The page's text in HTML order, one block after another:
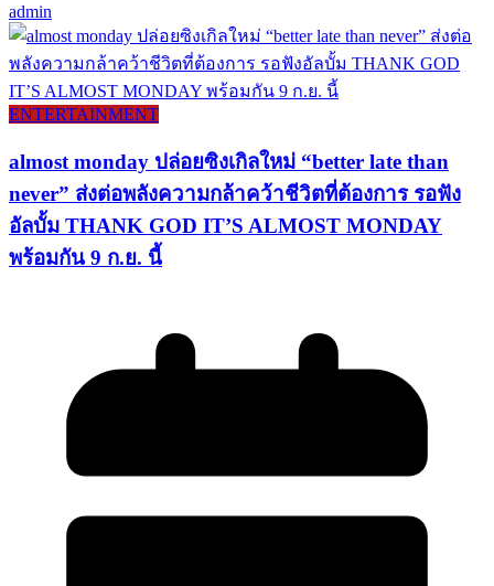
admin
ENTERTAINMENT
almost monday ปล่อยซิงเกิลใหม่ “better late than
never” ส่งต่อพลังความกล้าคว้าชีวิตที่ต้องการ รอฟัง
อัลบั้ม THANK GOD IT’S ALMOST MONDAY
พร้อมกัน 9 ก.ย. นี้